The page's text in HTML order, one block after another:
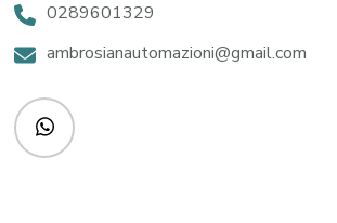
0289601329
ambrosianautomazioni@gmail.com